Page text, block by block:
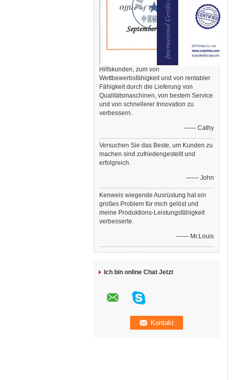
Hilfskunden, zum von
Wettbewerbsfähigkeit und von rentabler
Fähigkeit durch die Lieferung von
Qualitätsmaschinen, von bestem Service
und von schnellerer Innovation zu
verbessern.
—— Cathy
Versuchen Sie das Beste, um Kunden zu
machen sind zufriedengestellt und
erfolgreich.
—— John
Kenweis wiegende Ausrüstung hat ein
großes Problem für mich gelöst und
meine Produktions-Leistungsfähigkeit
verbesserte.
—— Mr.Louis
Ich bin online Chat Jetzt